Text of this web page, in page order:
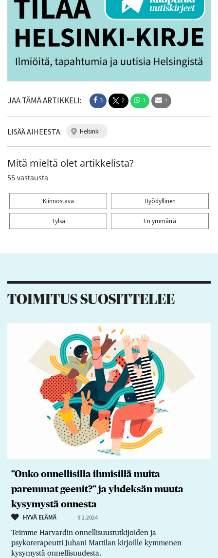
JAA TÄMÄ ARTIKKELI: 3 2 1 1
LISÄÄ AIHEESTA: helsinki
Mitä mieltä olet artikkelista?
55 vastausta
Kiinnostava Hyödyllinen
Tylsä En ymmärrä
TOIMITUS SUOSITTELEE
”Onko onnellisilla ihmisillä muita
paremmat geenit?” ja yhdeksän muuta
kysymystä onnesta
HYVÄ ELÄMÄ 9.2.2024
Teimme Harvardin onnellisuustutkijoiden ja
psykoterapeutti Juhani Mattilan kirjoille kymmenen
kysymystä onnellisuudesta.